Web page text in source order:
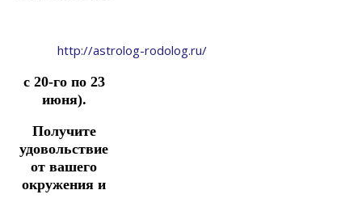
http://astrolog-rodolog.ru/
с 20-го по 23
июня).
Получите
удовольствие
от вашего
окружения и